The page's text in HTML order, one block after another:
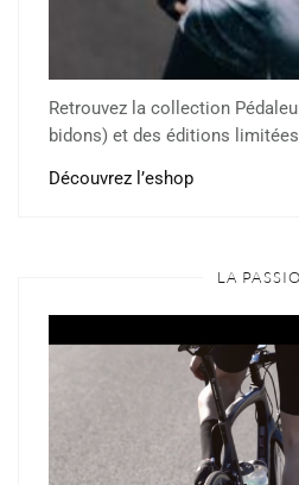
Retrouvez la collection
bidons) et des éditions limitées
Découvrez l’eshop
LA